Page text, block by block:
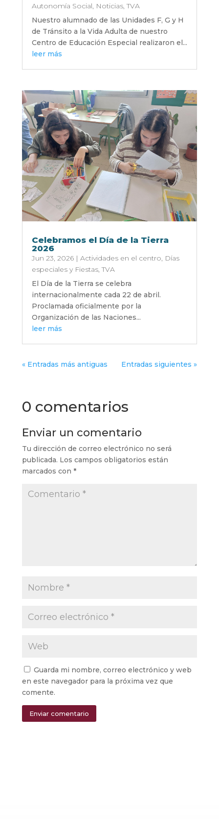
Autonomía Social, Noticias,TVA
Nuestro alumnado de las Unidades F, G y H
de Tránsito a la Vida Adulta de nuestro
Centro de Educación Especial realizaron el...
leer más
Celebramos el Día de la Tierra
2026
Jun 23, 2026| Actividades en el centro, Días
especiales y Fiestas,TVA
El Día de la Tierra se celebra
internacionalmente cada 22 de abril.
Proclamada oficialmente por la
Organización de las Naciones...
leer más
« Entradas más antiguas Entradas siguientes »
0 comentarios
Enviar un comentario
Tu dirección de correo electrónico no será
publicada. Los campos obligatorios están
marcados con *
Guarda mi nombre, correo electrónico y web
en este navegador para la próxima vez que
comente.
Enviar comentario